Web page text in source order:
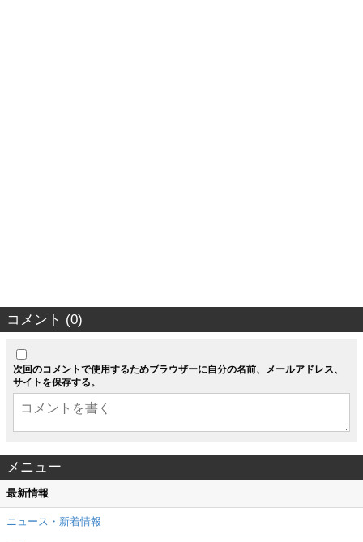
コメント (0)
次回のコメントで使用するためブラウザーに自分の名前、メールアドレス、
サイトを保存する。
メニュー
最新情報
ニュース・新着情報